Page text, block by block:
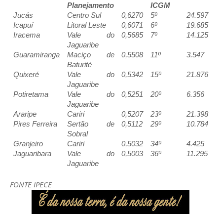
Planejamento
ICGM
Jucás Centro Sul 0,6270 5º
24.597
Icapuí
Litoral Leste 0,6071 6º
19.685
Iracema
Vale do
Jaguaribe
0,5685 7º 14.125
Guaramiranga
Maciço de
Baturité
0,5508 11º 3.547
Quixeré
Vale do
Jaguaribe
0,5342 15º 21.876
Potiretama
Vale do
Jaguaribe
0,5251 20º 6.356
Araripe Cariri 0,5207 23º
21.398
Pires Ferreira
Sertão de
Sobral
0,5112 29º 10.784
Granjeiro Cariri 0,5032 34º
4.425
Jaguaribara
Vale do
Jaguaribe
0,5003 36º 11.295
FONTE IPECE